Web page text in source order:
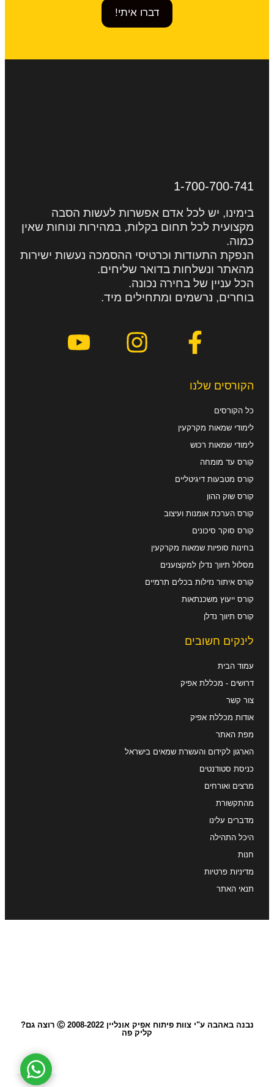
דברו איתי!
1-700-700-741
בימינו, יש לכל אדם אפשרות לעשות הסבה
מקצועית לכל תחום בקלות, במהירות ונוחות שאין
כמוה.
הנפקת התעודות וכרטיסי ההסמכה נעשות ישירות
מהאתר ונשלחות בדואר שליחים.
הכל עניין של בחירה נכונה.
בוחרים, נרשמים ומתחילים מיד.
הקורסים שלנו
כל הקורסים
לימודי שמאות מקרקעין
לימודי שמאות רכוש
קורס עד מומחה
קורס מטבעות דיגיטליים
קורס שוק ההון
קורס הערכת אומנות ועיצוב
קורס סוקר סיכונים
בחינות סופיות שמאות מקרקעין
מסלול תיווך נדלן למקצוענים
קורס איתור נזילות בכלים תרמיים
קורס ייעוץ משכנתאות
קורס תיווך נדלן
לינקים חשובים
עמוד הבית
דרושים - מכללת אפיק
צור קשר
אודות מכללת אפיק
מפת האתר
הארגון לקידום והעשרת שמאים בישראל
כניסת סטודנטים
מרצים ואורחים
מהתקשורת
מדברים עלינו
היכל התהילה
חנות
מדיניות פרטיות
תנאי האתר
נבנה באהבה ע"י צוות פיתוח אפיק אונליין 2008-2022 Ⓒ רוצה גם?
קליק פה